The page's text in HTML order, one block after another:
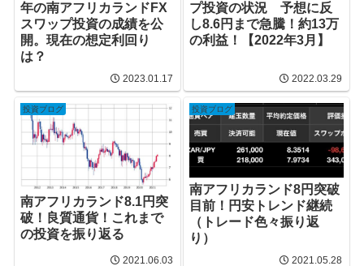
年の南アフリカランドFX
スワップ投資の成績を公
開。現在の想定利回り
は？
2023.01.17
プ投資の状況 予想に反
し8.6円まで急騰！約13万
の利益！【2022年3月】
2022.03.29
投資ブログ
南アフリカランド8.1円突
破！良質通貨！これまで
の投資を振り返る
2021.06.03
投資ブログ
南アフリカランド8円突破
目前！円安トレンド継続
（トレード色々振り返
り）
2021.05.28